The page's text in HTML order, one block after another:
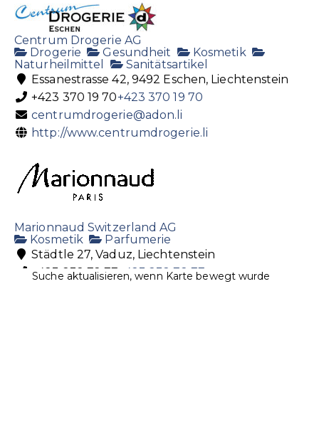
Centrum Drogerie AG
Drogerie
Gesundheit
Kosmetik
Naturheilmittel
Sanitätsartikel
Essanestrasse 42, 9492 Eschen, Liechtenstein
+423 370 19 70+423 370 19 70
centrumdrogerie@adon.li
http://www.centrumdrogerie.li
Marionnaud Switzerland AG
Kosmetik
Parfumerie
Städtle 27, Vaduz, Liechtenstein
+423 232 72 77+423 232 72 77
Suche aktualisieren, wenn Karte bewegt wurde